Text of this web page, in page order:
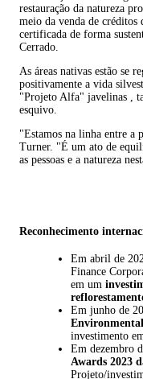
restauração da natureza
meio da venda de créditos
certificada de forma
Cerrado.
As áreas nativas estão se
positivamente a vida
"Projeto Alfa" javelinas ,
esquivo.
"Estamos na linha entre a
Turner. "É um ato de
as pessoas e a natureza
Reconhecimento
Em abril de
Finance
em um
Em junho de
investimento
Em dezembro
Awards 2023
Projeto/